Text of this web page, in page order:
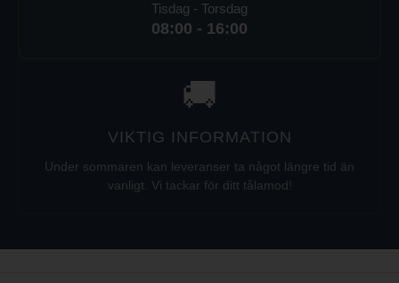
Tisdag - Torsdag
08:00 - 16:00
🚚
VIKTIG INFORMATION
Under sommaren kan leveranser ta något längre tid än
vanligt. Vi tackar för ditt tålamod!